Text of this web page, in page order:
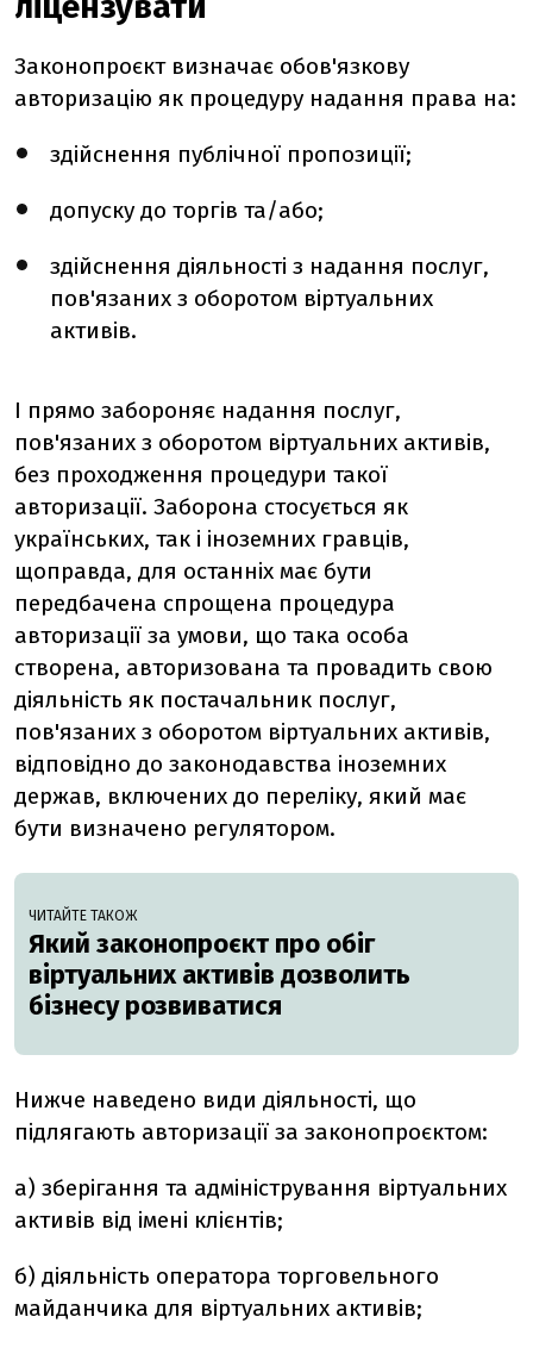
Законопроєкт визначає обов'язкову
авторизацію як процедуру надання права на:
здійснення публічної пропозиції;
допуску до торгів та/або;
здійснення діяльності з надання послуг,
пов'язаних з оборотом віртуальних
активів.
І прямо забороняє надання послуг,
пов'язаних з оборотом віртуальних активів,
без проходження процедури такої
авторизації. Заборона стосується як
українських, так і іноземних гравців,
щоправда, для останніх має бути
передбачена спрощена процедура
авторизації за умови, що така особа
створена, авторизована та провадить свою
діяльність як постачальник послуг,
пов'язаних з оборотом віртуальних активів,
відповідно до законодавства іноземних
держав, включених до переліку, який має
бути визначено регулятором.
ЧИТАЙТЕ ТАКОЖ
Який законопроєкт про обіг
віртуальних активів дозволить
бізнесу розвиватися
Нижче наведено види діяльності, що
підлягають авторизації за законопроєктом:
а) зберігання та адміністрування віртуальних
активів від імені клієнтів;
б) діяльність оператора торговельного
майданчика для віртуальних активів;